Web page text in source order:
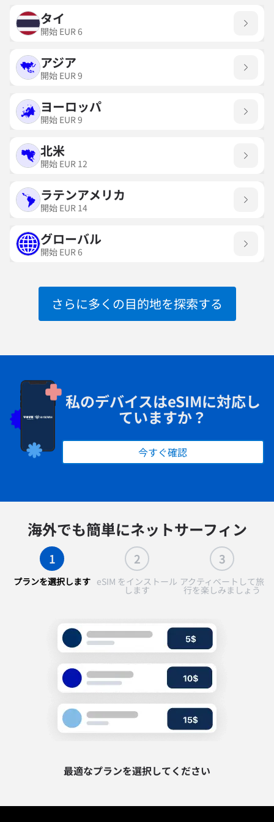
タイ
開始 EUR6
アジア
開始 EUR9
ヨーロッパ
開始 EUR9
北米
開始 EUR 12
ラテンアメリカ
開始 EUR 14
グローバル
開始 EUR6
さらに多くの目的地を探索する
私のデバイスはeSIMに対応し
ていますか？
今すぐ確認
海外でも簡単にネットサーフィン
1
プランを選択します
2
eSIM をインストール
します
3
アクティベートして旅
行を楽しみましょう
最適なプランを選択してください